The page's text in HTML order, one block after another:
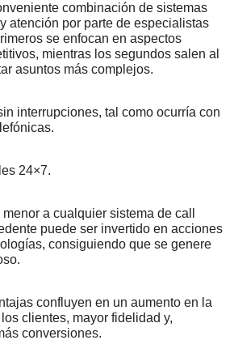
combinación de sistemas
atención por parte de especialistas
se enfocan en aspectos
mientras los segundos salen al
asuntos más complejos.
interrupciones, tal como ocurría con
24×7.
a cualquier sistema de call
puede ser invertido en acciones
consiguiendo que se genere
confluyen en un aumento en la
clientes, mayor fidelidad y,
conversiones.